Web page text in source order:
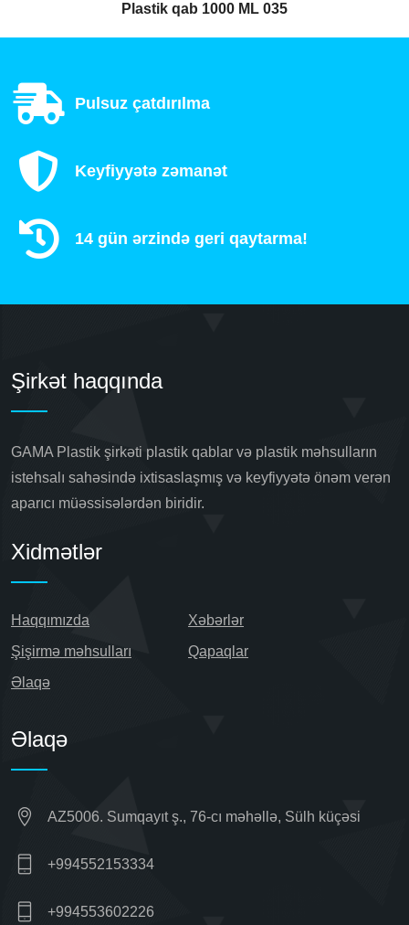
Plastik qab 1000 ML 035
Pulsuz çatdırılma
Keyfiyyətə zəmanət
14 gün ərzində geri qaytarma!
Şirkət haqqında
GAMA Plastik şirkəti plastik qablar və plastik məhsulların
istehsalı sahəsində ixtisaslaşmış və keyfiyyətə önəm verən
aparıcı müəssisələrdən biridir.
Xidmətlər
Haqqımızda
Xəbərlər
Şişirmə məhsulları
Qapaqlar
Əlaqə
Əlaqə
AZ5006. Sumqayıt ş., 76-cı məhəllə, Sülh küçəsi
+994552153334
+994553602226